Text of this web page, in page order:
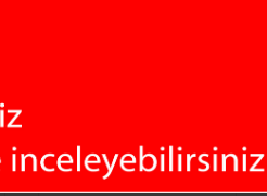
PREMİUM RG6 (100
ADET)
238.75 TL